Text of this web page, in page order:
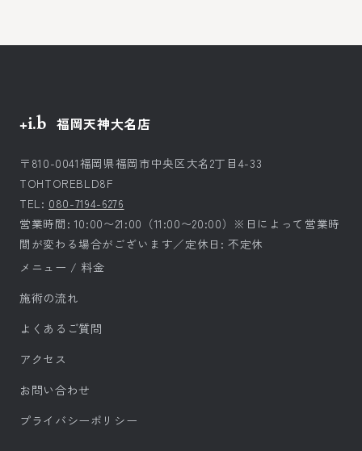
+i.b 福岡天神大名店
〒810-0041福岡県福岡市中央区大名2丁目4-33
TOHTOREBLD8F
TEL: 080-7194-6276
営業時間: 10:00〜21:00（11:00〜20:00）※日によって営業時
間が変わる場合がございます／定休日: 不定休
メニュー / 料金
施術の流れ
よくあるご質問
アクセス
お問い合わせ
プライバシーポリシー